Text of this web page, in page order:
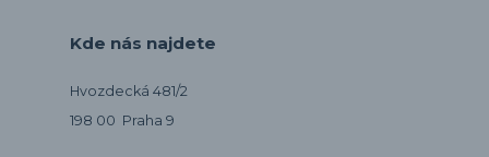
Kde nás najdete
Hvozdecká 481/2
198 00 Praha 9